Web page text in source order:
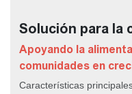
Solución para la
Apoyando la
comunidades en
Características